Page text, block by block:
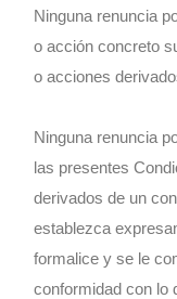
Ninguna renuncia
o acción concreto
o acciones
Ninguna renuncia
las presentes
derivados de un
establezca
formalice y se le
conformidad con lo